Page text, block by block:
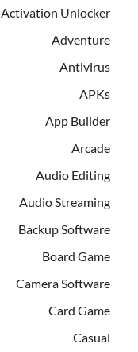
Activation Unlocker
Adventure
Antivirus
APKs
App Builder
Arcade
Audio Editing
Audio Streaming
Backup Software
Board Game
Camera Software
Card Game
Casual